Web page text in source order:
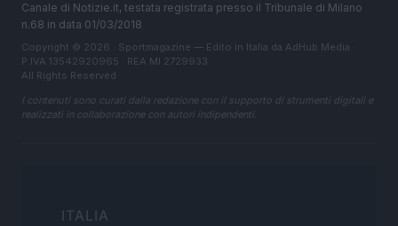
Canale di Notizie.it, testata registrata presso il Tribunale di Milano
n.68 in data 01/03/2018
Copyright © 2026 · Sportmagazine — Edito in Italia da AdHub Media
P.IVA 13542920965 · REA MI 2729933
All Rights Reserved
I contenuti sono curati dalla redazione con il supporto di strumenti digitali e
realizzati in collaborazione con autori indipendenti.
ITALIA